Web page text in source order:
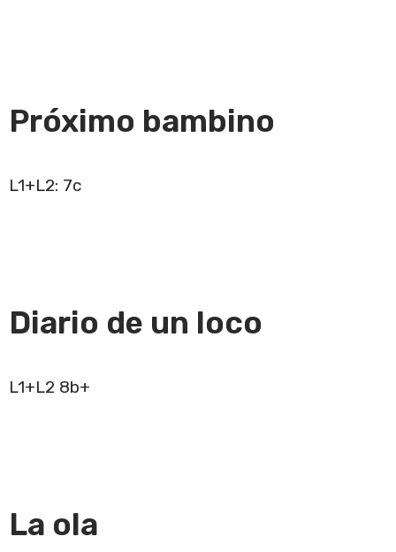
Próximo bambino
L1+L2: 7c
Diario de un loco
L1+L2 8b+
La ola